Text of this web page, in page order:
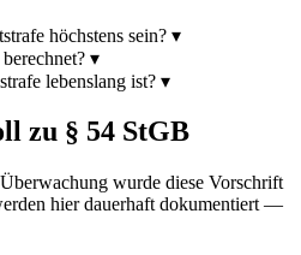
höchstens sein? ▾
▾
lebenslang ist? ▾
zu § 54 StGB
wurde diese Vorschrift
hier dauerhaft dokumentiert —